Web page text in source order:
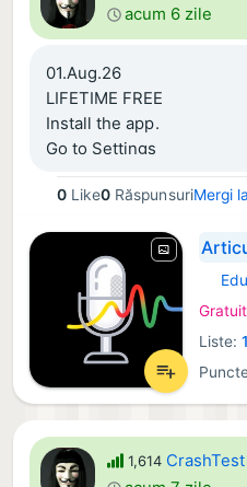
acum 6 zile
01.Aug.26
LIFETIME FREE
Install the app.
Go to Settings
Select Upgrade to
0Like0 RăspunsuriMergi
iOS
Gratuit
Liste: 1
1,614